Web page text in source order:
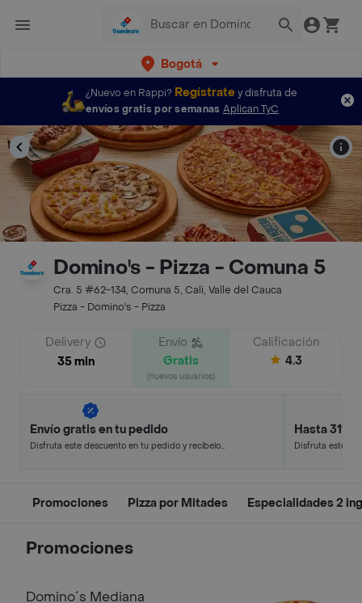
Bogotá
¿Nuevo en Rappi? Regístratey disfruta de
envíos gratis por semanas Aplican TyC
Domino's - Pizza - Comuna 5
Cra. 5 #62-134, Comuna 5, Cali, Valle del Cauca
Pizza - Domino's - Pizza
Delivery
35 min
Envío
Gratis
(nuevos usuarios)
Calificación
4.3
Envío gratis en tu pedido
Disfruta este descuento en tu pedido y recíbelo
Hasta 31%
Disfruta este
Promociones Pizza por Mitades Especialidades 2
Promociones
Domino´s Mediana